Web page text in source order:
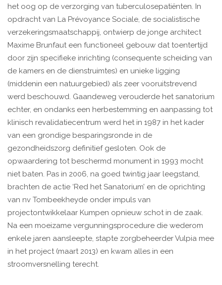
het oog op de verzorging van tuberculosepatiënten. In
opdracht van La Prévoyance Sociale, de socialistische
verzekeringsmaatschappij, ontwierp de jonge architect
Maxime Brunfaut een functioneel gebouw dat toentertijd
door zijn specifieke inrichting (consequente scheiding van
de kamers en de dienstruimtes) en unieke ligging
(middenin een natuurgebied) als zeer vooruitstrevend
werd beschouwd. Gaandeweg verouderde het sanatorium
echter, en ondanks een herbestemming en aanpassing tot
klinisch revalidatiecentrum werd het in 1987 in het kader
van een grondige besparingsronde in de
gezondheidszorg definitief gesloten. Ook de
opwaardering tot beschermd monument in 1993 mocht
niet baten. Pas in 2006, na goed twintig jaar leegstand,
brachten de actie ‘Red het Sanatorium’ en de oprichting
van nv Tombeekheyde onder impuls van
projectontwikkelaar Kumpen opnieuw schot in de zaak.
Na een moeizame vergunningsprocedure die wederom
enkele jaren aansleepte, stapte zorgbeheerder Vulpia mee
in het project (maart 2013) en kwam alles in een
stroomversnelling terecht.